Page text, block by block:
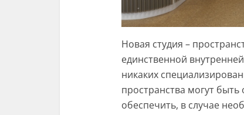
Новая студия –
единственной
никаких
пространства могут
обеспечить, в случае